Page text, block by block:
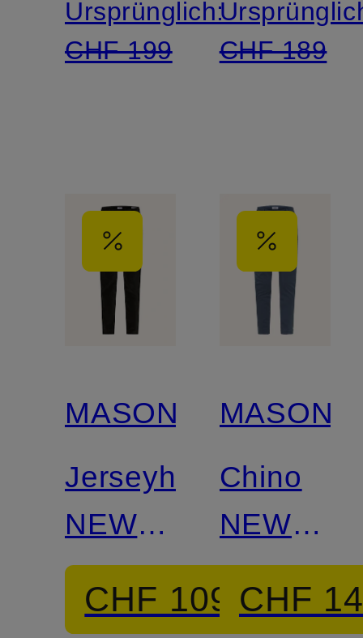
Ursprünglich:
CHF 199
CHF 189
MASON'S
Jerseyhose
NEW
YORK
CHF 109
MASON'S
Chino
NEW
YORK
CHF